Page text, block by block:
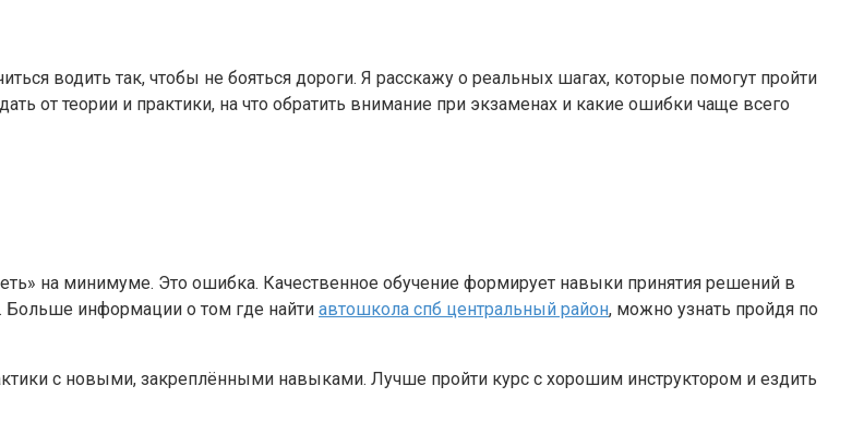
водить так, чтобы не бояться дороги. Я расскажу о реальных шагах, которые помогут пройти
от теории и практики, на что обратить внимание при экзаменах и какие ошибки чаще всего
на минимуме. Это ошибка. Качественное обучение формирует навыки принятия решений в
Больше информации о том где найти автошкола спб центральный район, можно узнать пройдя по
с новыми, закреплёнными навыками. Лучше пройти курс с хорошим инструктором и ездить